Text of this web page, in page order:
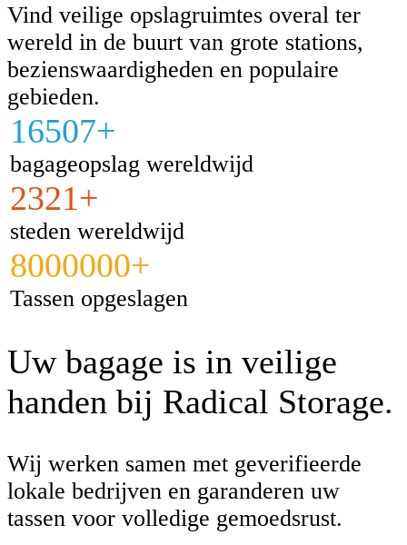
Vind veilige opslagruimtes overal ter
wereld in de buurt van grote stations,
bezienswaardigheden en populaire
gebieden.
16507+
bagageopslag wereldwijd
2321+
steden wereldwijd
8000000+
Tassen opgeslagen
Uw bagage is in veilige
handen bij Radical Storage.
Wij werken samen met geverifieerde
lokale bedrijven en garanderen uw
tassen voor volledige gemoedsrust.